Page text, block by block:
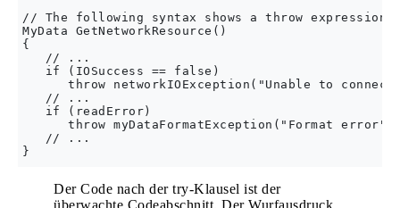
// The following syntax shows a throw
MyData GetNetworkResource()
{
   // ...
   if (IOSuccess == false)
throw networkIOException("Unable to
   // ...
   if (readError)
throw myDataFormatException("Format
   // ...
Der Code nach der try-Klausel ist der
überwachte Codeabschnitt. Der Wurfausdruck